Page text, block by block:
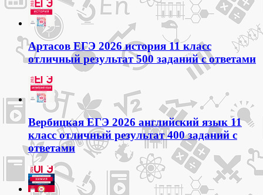
Артасов ЕГЭ 2026 история 11 класс
отличный результат 500 заданий с ответами
Вербицкая ЕГЭ 2026 английский язык 11
класс отличный результат 400 заданий с
ответами